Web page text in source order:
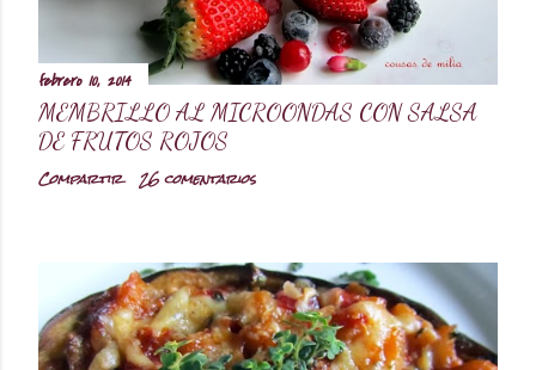
febrero 10, 2014
MEMBRILLO AL MICROONDAS CON SALSA
DE FRUTOS ROJOS
Compartir 26 comentarios